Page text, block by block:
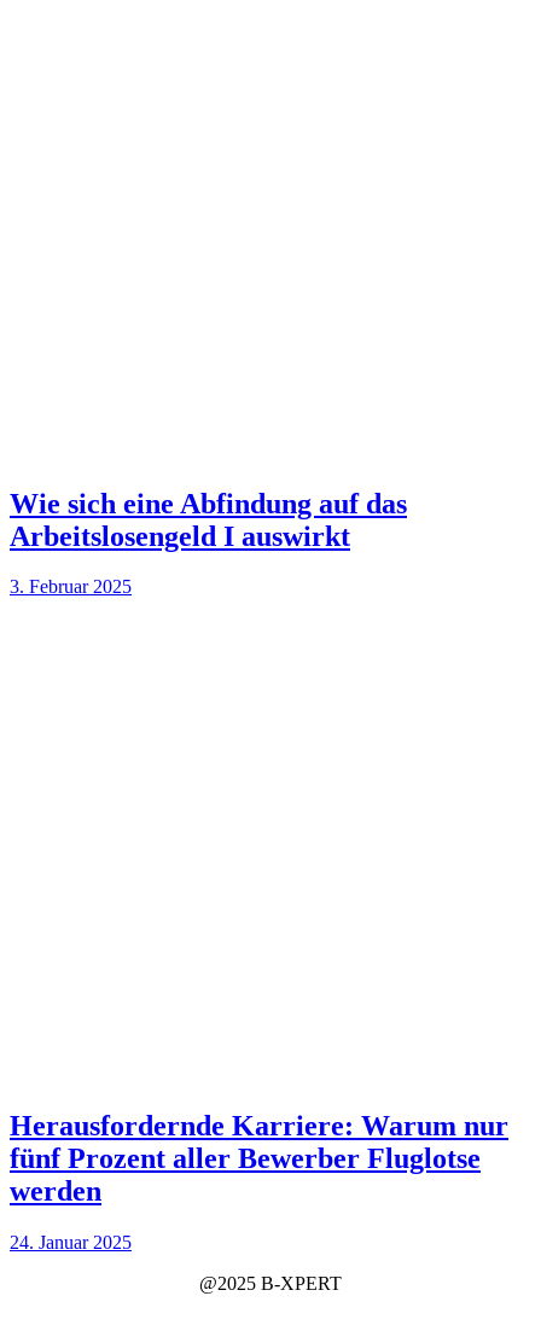
Wie sich eine Abfindung auf das
Arbeitslosengeld I auswirkt
3. Februar 2025
Herausfordernde Karriere: Warum nur
fünf Prozent aller Bewerber Fluglotse
werden
24. Januar 2025
@2025 B-XPERT